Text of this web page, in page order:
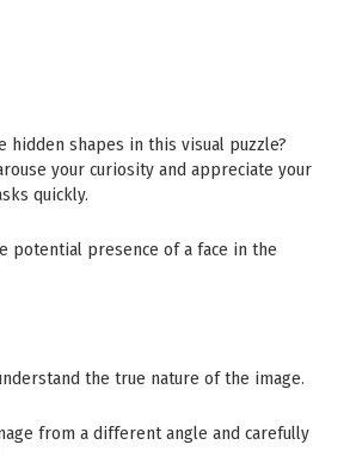
hidden shapes in this visual puzzle?
your curiosity and appreciate your
quickly.
potential presence of a face in the
the true nature of the image.
from a different angle and carefully